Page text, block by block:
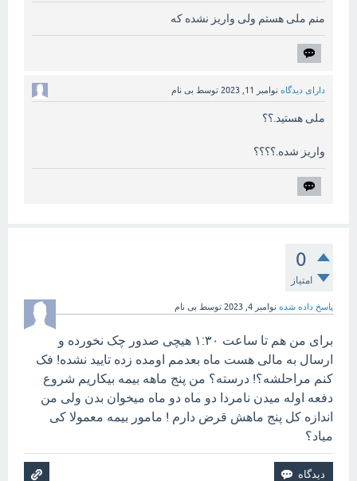
منم ملی هستم ولی واریز نشده که
دارای دیدگاه نوامبر 11, 2023 توسط بی نام
ملی هستید.؟؟
واریز شده.؟؟؟؟
0
امتیاز
پاسخ داده شده نوامبر 4, 2023 توسط بی نام
برای من هم تا ساعت ۱:۳۰ هیچی صدور چک نخورده و
ارسال به مالی هست ماه بعدمم اومده زده تایید نشده! فک
کنم مراحلشه؟! درسته؟ من پنج ماهه بیمه بیکاریم شروع
دفعه اوله میدن نامردا دو ماه دو ماه میخوان بدن ولی من
اندازه کل پنج ماهش قرض دارم ! مامور بیمه معمولا کی
میاد؟